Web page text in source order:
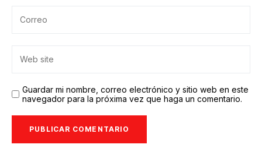
Guardar mi nombre, correo electrónico y sitio web en este
navegador para la próxima vez que haga un comentario.